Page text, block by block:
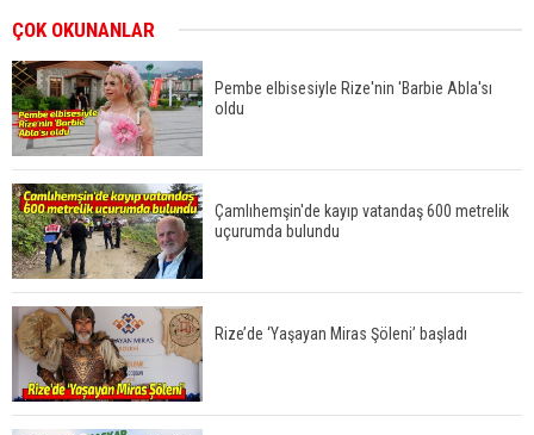
ÇOK OKUNANLAR
Pembe elbisesiyle Rize'nin 'Barbie Abla'sı
oldu
Çamlıhemşin'de kayıp vatandaş 600 metrelik
uçurumda bulundu
Rize’de ‘Yaşayan Miras Şöleni’ başladı